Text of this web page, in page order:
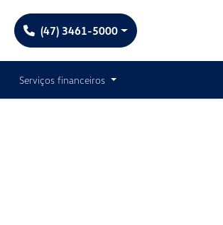
(47) 3461-5000
Serviços financeiros